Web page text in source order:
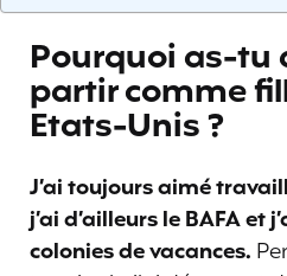
Pourquoi as-tu
partir comme
Etats-Unis ?
J’ai toujours aimé
j’ai d’ailleurs le BAFA et
colonies de vacances.